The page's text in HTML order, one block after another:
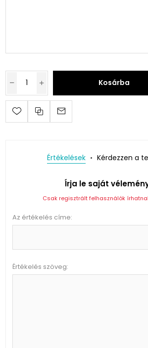
Kosárba
Értékelések Kérdezzen a
Írja le saját
Csak regisztrált felhasználók
Az értékelés címe:
Értékelés szöveg: